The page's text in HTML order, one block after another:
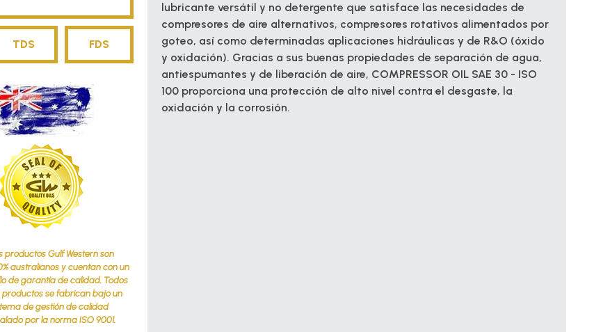
productos Gulf Western son
australianos y cuentan con un
de garantía de calidad. Todos
productos se fabrican bajo un
de gestión de calidad
por la norma ISO 9001.
TDS FDS
lubricante versátil y no detergente que satisface las necesidades de
compresores de aire alternativos, compresores rotativos alimentados por
goteo, así como determinadas aplicaciones hidráulicas y de R&O (óxido
y oxidación). Gracias a sus buenas propiedades de separación de agua,
antiespumantes y de liberación de aire, COMPRESSOR OIL SAE 30 - ISO
100 proporciona una protección de alto nivel contra el desgaste, la
oxidación y la corrosión.